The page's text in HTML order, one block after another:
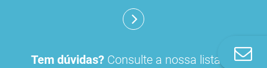
Tem dúvidas? Consulte a nossa lista de